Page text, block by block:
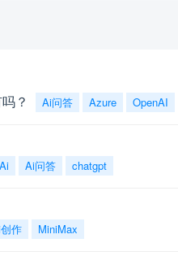
？ Ai问答 Azure OpenAI
Ai Ai问答 chatgpt
作 MiniMax